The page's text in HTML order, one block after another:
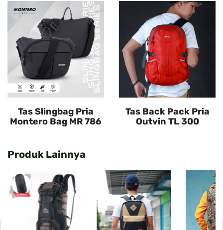
Tas Slingbag Pria
Montero Bag MR 786
Tas Back Pack Pria
Outvin TL 300
Produk Lainnya